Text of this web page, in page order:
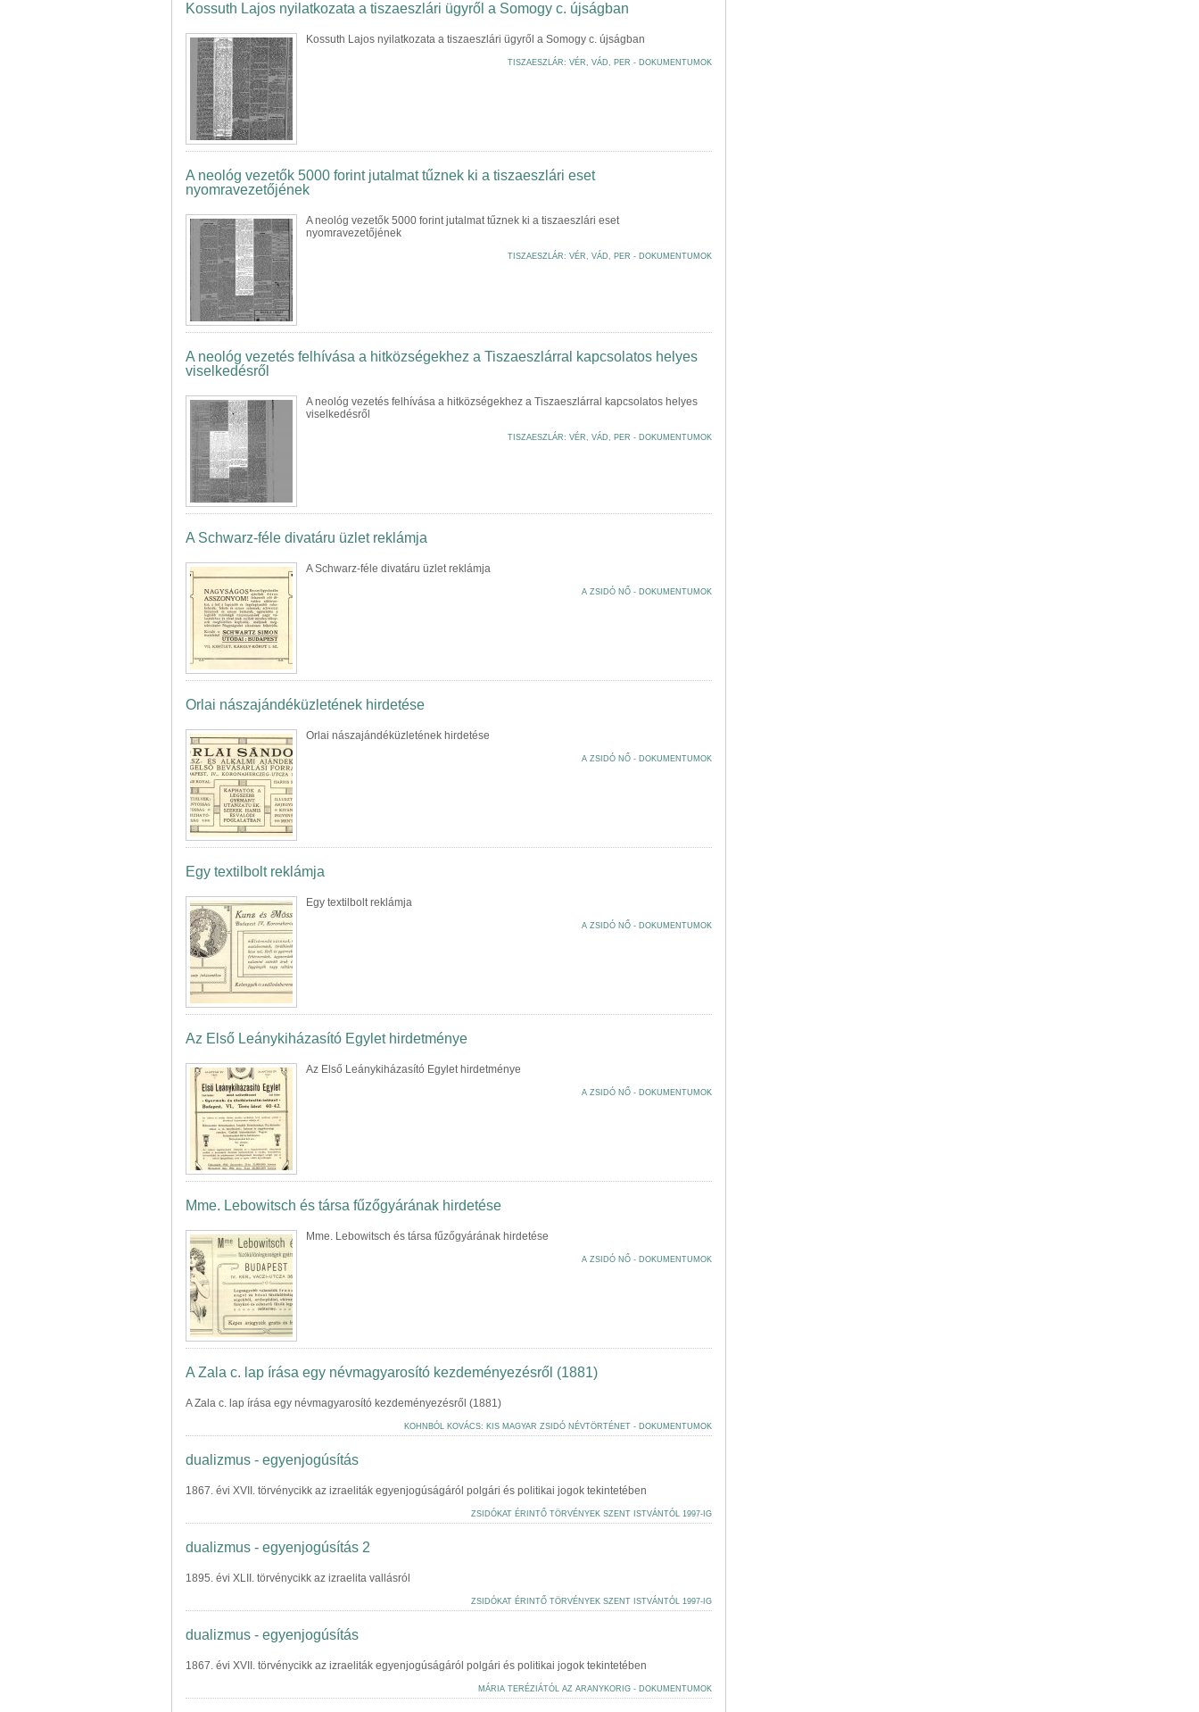
Kossuth Lajos nyilatkozata a tiszaeszlári ügyről a Somogy c. újságban
Kossuth Lajos nyilatkozata a tiszaeszlári ügyről a Somogy c. újságban
TISZAESZLÁR: VÉR, VÁD, PER - DOKUMENTUMOK
A neológ vezetők 5000 forint jutalmat tűznek ki a tiszaeszlári eset
nyomravezetőjének
A neológ vezetők 5000 forint jutalmat tűznek ki a tiszaeszlári eset
nyomravezetőjének
TISZAESZLÁR: VÉR, VÁD, PER - DOKUMENTUMOK
A neológ vezetés felhívása a hitközségekhez a Tiszaeszlárral kapcsolatos helyes
viselkedésről
A neológ vezetés felhívása a hitközségekhez a Tiszaeszlárral kapcsolatos helyes
viselkedésről
TISZAESZLÁR: VÉR, VÁD, PER - DOKUMENTUMOK
A Schwarz-féle divatáru üzlet reklámja
A Schwarz-féle divatáru üzlet reklámja
A ZSIDÓ NŐ - DOKUMENTUMOK
Orlai nászajándéküzletének hirdetése
Orlai nászajándéküzletének hirdetése
A ZSIDÓ NŐ - DOKUMENTUMOK
Egy textilbolt reklámja
Egy textilbolt reklámja
A ZSIDÓ NŐ - DOKUMENTUMOK
Az Első Leánykiházasító Egylet hirdetménye
Az Első Leánykiházasító Egylet hirdetménye
A ZSIDÓ NŐ - DOKUMENTUMOK
Mme. Lebowitsch és társa fűzőgyárának hirdetése
Mme. Lebowitsch és társa fűzőgyárának hirdetése
A ZSIDÓ NŐ - DOKUMENTUMOK
A Zala c. lap írása egy névmagyarosító kezdeményezésről (1881)
A Zala c. lap írása egy névmagyarosító kezdeményezésről (1881)
KOHNBÓL KOVÁCS: KIS MAGYAR ZSIDÓ NÉVTÖRTÉNET - DOKUMENTUMOK
dualizmus - egyenjogúsítás
1867. évi XVII. törvénycikk az izraeliták egyenjogúságáról polgári és politikai jogok tekintetében
ZSIDÓKAT ÉRINTŐ TÖRVÉNYEK SZENT ISTVÁNTÓL 1997-IG
dualizmus - egyenjogúsítás 2
1895. évi XLII. törvénycikk az izraelita vallásról
ZSIDÓKAT ÉRINTŐ TÖRVÉNYEK SZENT ISTVÁNTÓL 1997-IG
dualizmus - egyenjogúsítás
1867. évi XVII. törvénycikk az izraeliták egyenjogúságáról polgári és politikai jogok tekintetében
MÁRIA TERÉZIÁTÓL AZ ARANYKORIG - DOKUMENTUMOK